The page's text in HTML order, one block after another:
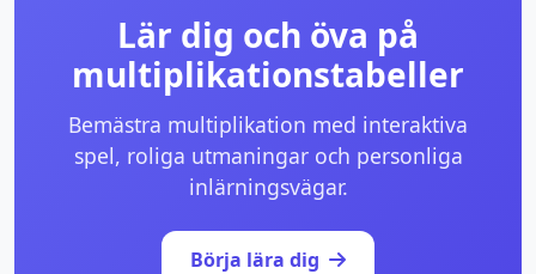
Lär dig och öva på
multiplikationstabeller
Bemästra multiplikation med interaktiva
spel, roliga utmaningar och personliga
inlärningsvägar.
Börja lära dig